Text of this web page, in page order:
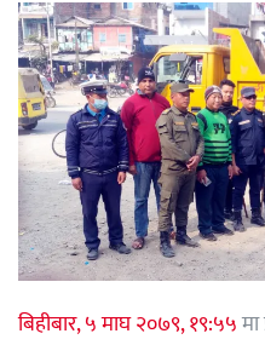
बिहीबार, ५ माघ २०७९, १९:५५